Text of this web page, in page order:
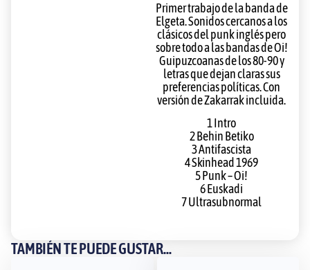
Primer trabajo de la banda de
Elgeta. Sonidos cercanos a los
clásicos del punk inglés pero
sobre todo a las bandas de Oi!
Guipuzcoanas de los 80-90 y
letras que dejan claras sus
preferencias políticas. Con
versión de Zakarrak incluida.
1 Intro
2 Behin Betiko
3 Antifascista
4 Skinhead 1969
5 Punk – Oi!
6 Euskadi
7 Ultrasubnormal
TAMBIÉN TE PUEDE GUSTAR...